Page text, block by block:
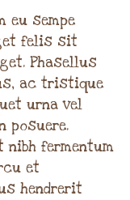
eu sempe
felis sit
Phasellus
ac tristique
urna vel
posuere.
fermentum
et
hendrerit